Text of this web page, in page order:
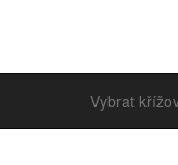
Vybrat